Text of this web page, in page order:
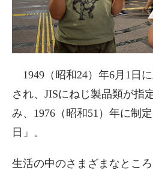
1949（昭和24）年6月1日
され、JISにねじ製品類が指
み、1976（昭和51）年に制
日」。
生活の中のさまざまなとこ